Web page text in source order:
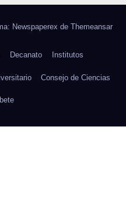
Newspaperex de Themeansar
Decanato Institutos
Consejo de Ciencias